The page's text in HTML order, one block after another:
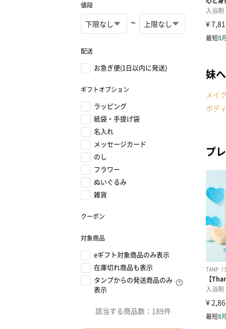
値段
~
配送
お急ぎ便(1日以内に発送)
ギフトオプション
ラッピング
紙袋・手提げ袋
名入れ
メッセージカード
のし
フラワー
ぬいぐるみ
雑貨
クーポン
対象商品
eギフト対象商品のみ表示
在庫切れ商品も表示
タンプからの発送商品のみ
表示
該当する商品数： 189件
妹
メイ
ボデ
プ